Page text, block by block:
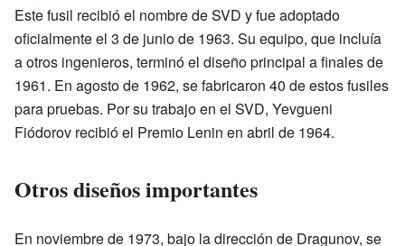
Este fusil recibió el nombre de SVD y fue adoptado
oficialmente el 3 de junio de 1963. Su equipo, que incluía
a otros ingenieros, terminó el diseño principal a finales de
1961. En agosto de 1962, se fabricaron 40 de estos fusiles
para pruebas. Por su trabajo en el SVD, Yevgueni
Fiódorov recibió el Premio Lenin en abril de 1964.
Otros diseños importantes
En noviembre de 1973, bajo la dirección de Dragunov, se